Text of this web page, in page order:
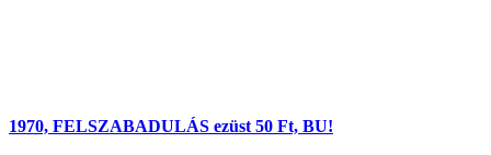
1970, FELSZABADULÁS ezüst 50 Ft, BU!